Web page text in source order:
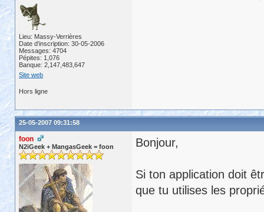
Lieu: Massy-Verrières
Date d'inscription: 30-05-2006
Messages: 4704
Pépites: 1,076
Banque: 2,147,483,647
Site web
Hors ligne
25-05-2007 09:31:58
foon
N2iGeek + MangasGeek = foon Bonjour,
Si ton application doit
que tu utilises les